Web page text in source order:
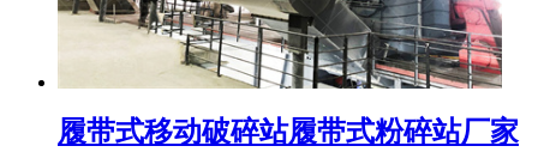
履带式移动破碎站履带式粉碎站厂家